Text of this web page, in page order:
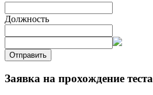
Должность
Отправить
Заявка на прохождение теста